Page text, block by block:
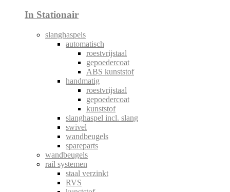
In Stationair
slanghaspels
automatisch
roestvrijstaal
gepoedercoat
ABS kunststof
handmatig
roestvrijstaal
gepoedercoat
kunststof
slanghaspel incl. slang
swivel
wandbeugels
spareparts
wandbeugels
rail systemen
staal verzinkt
RVS